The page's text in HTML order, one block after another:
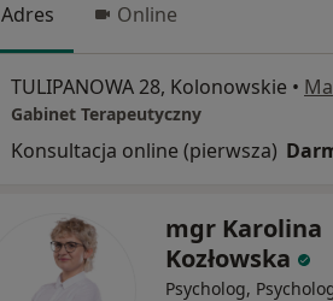
Adres Online
TULIPANOWA 28, Kolonowskie •
Gabinet Terapeutyczny
Konsultacja online (pierwsza)
mgr Karolina
Kozłowska
Psycholog,